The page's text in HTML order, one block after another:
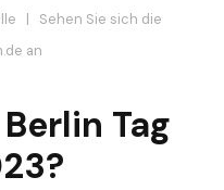
| Sehen Sie sich die
an
Tag